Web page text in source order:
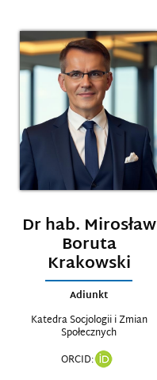
Dr hab. Mirosław
Boruta
Krakowski
Adiunkt
Katedra Socjologii i Zmian
Społecznych
ORCID: